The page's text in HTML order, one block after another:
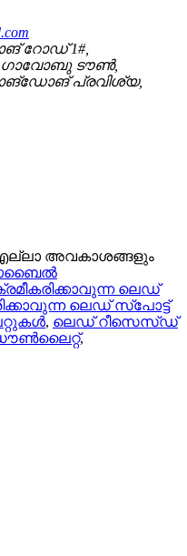
റോഡ് 1#,
ഗാവോബു ടൗൺ,
പ്രവിശ്യ,
: എല്ലാ അവകാശങ്ങളും
ലെഡ്
ലെഡ് സ്പോട്ട്
, ലെഡ് റീസെസ്ഡ്
,